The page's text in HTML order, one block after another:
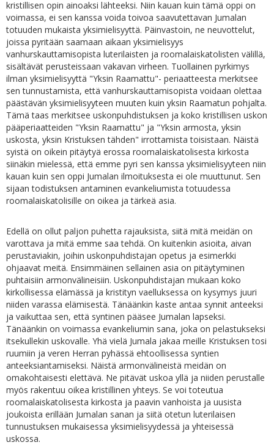
kristillisen opin ainoaksi lähteeksi. Niin kauan kuin tämä oppi on
voimassa, ei sen kanssa voida toivoa saavutettavan Jumalan
totuuden mukaista yksimielisyyttä. Päinvastoin, ne neuvottelut,
joissa pyritään saamaan aikaan yksimielisyys
vanhurskauttamisopista luterilaisten ja roomalaiskatolisten välillä,
sisältävät perusteissaan vakavan virheen. Tuollainen pyrkimys
ilman yksimielisyyttä "Yksin Raamattu"- periaatteesta merkitsee
sen tunnustamista, että vanhurskauttamisopista voidaan olettaa
päästävän yksimielisyyteen muuten kuin yksin Raamatun pohjalta.
Tämä taas merkitsee uskonpuhdistuksen ja koko kristillisen uskon
pääperiaatteiden "Yksin Raamattu" ja "Yksin armosta, yksin
uskosta, yksin Kristuksen tähden" irrottamista toisistaan. Näistä
syistä on oikein pitäytyä erossa roomalaiskatolisesta kirkosta
siinäkin mielessä, että emme pyri sen kanssa yksimielisyyteen niin
kauan kuin sen oppi Jumalan ilmoituksesta ei ole muuttunut. Sen
sijaan todistuksen antaminen evankeliumista totuudessa
roomalaiskatolisille on oikea ja tärkeä asia.
Edellä on ollut paljon puhetta rajauksista, siitä mitä meidän on
varottava ja mitä emme saa tehdä. On kuitenkin asioita, aivan
perustaviakin, joihin uskonpuhdistajan opetus ja esimerkki
ohjaavat meitä. Ensimmäinen sellainen asia on pitäytyminen
puhtaisiin armonvälineisiin. Uskonpuhdistajan mukaan koko
kirkollisessa elämässä ja kristityn vaelluksessa on kysymys juuri
niiden varassa elämisestä. Tänäänkin kaste antaa synnit anteeksi
ja vaikuttaa sen, että syntinen pääsee Jumalan lapseksi.
Tänäänkin on voimassa evankeliumin sana, joka on pelastukseksi
itsekullekin uskovalle. Yhä vielä Jumala jakaa meille Kristuksen tosi
ruumiin ja veren Herran pyhässä ehtoollisessa syntien
anteeksiantamiseksi. Näistä armonvälineistä meidän on
omakohtaisesti elettävä. Ne pitävät uskoa yllä ja niiden perustalle
myös rakentuu oikea kristillinen yhteys. Se voi toteutua
roomalaiskatolisesta kirkosta ja paavin vanhoista ja uusista
joukoista erillään Jumalan sanan ja siitä otetun luterilaisen
tunnustuksen mukaisessa yksimielisyydessä ja yhteisessä
uskossa.